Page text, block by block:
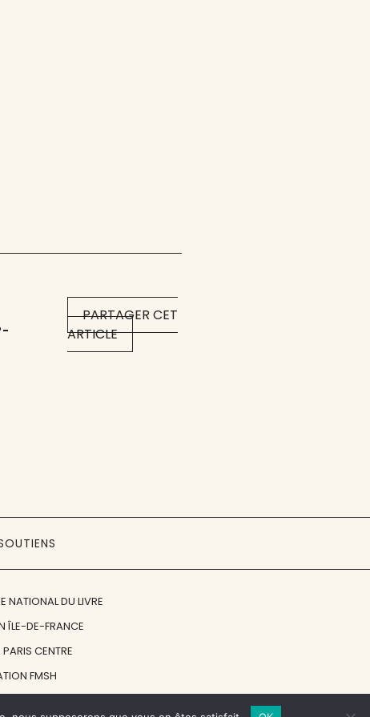
PARTAGER CET
ARTICLE
NATIONAL DU LIVRE
ÎLE-DE-FRANCE
CENTRE
FMSH